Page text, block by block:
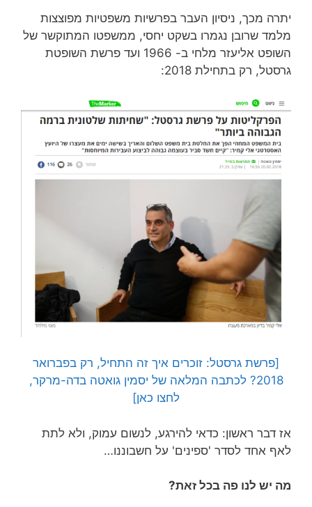
יתרה מכך, ניסיון העבר בפרשיות משפטיות מפוצצות
מלמד שרובן נגמרו בשקט יחסי, ממשפטו המתוקשר של
השופט אליעזר מלחי ב- 1966 ועד פרשת השופטת
גרסטל, רק בתחילת 2018:
[פרשת גרסטל: זוכרים איך זה התחיל, רק בפברואר
2018? לכתבה המלאה של יסמין גואטה בדה-מרקר,
לחצו כאן]
אז דבר ראשון: כדאי להירגע, לנשום עמוק, ולא לתת
לאף אחד לסדר 'ספינים' על חשבוננו…
מה יש לנו פה בכל זאת?